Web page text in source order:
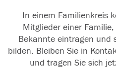
In einem Familienkreis
Mitglieder einer
Bekannte eintragen und
bilden. Bleiben Sie in
und tragen Sie sich